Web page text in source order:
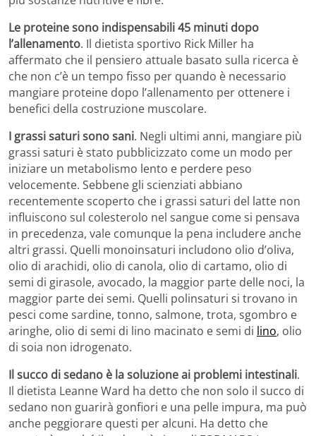
Le proteine ​​sono indispensabili 45 minuti dopo
l’allenamento. Il dietista sportivo Rick Miller ha
affermato che il pensiero attuale basato sulla ricerca è
che non c’è un tempo fisso per quando è necessario
mangiare proteine ​​dopo l’allenamento per ottenere i
benefici della costruzione muscolare.
I grassi saturi sono sani. Negli ultimi anni, mangiare più
grassi saturi è stato pubblicizzato come un modo per
iniziare un metabolismo lento e perdere peso
velocemente. Sebbene gli scienziati abbiano
recentemente scoperto che i grassi saturi del latte non
influiscono sul colesterolo nel sangue come si pensava
in precedenza, vale comunque la pena includere anche
altri grassi. Quelli monoinsaturi includono olio d’oliva,
olio di arachidi, olio di canola, olio di cartamo, olio di
semi di girasole, avocado, la maggior parte delle noci, la
maggior parte dei semi. Quelli polinsaturi si trovano in
pesci come sardine, tonno, salmone, trota, sgombro e
aringhe, olio di semi di lino macinato e semi di lino, olio
di soia non idrogenato.
Il succo di sedano è la soluzione ai problemi intestinali.
Il dietista Leanne Ward ha detto che non solo il succo di
sedano non guarirà gonfiori e una pelle impura, ma può
anche peggiorare questi per alcuni. Ha detto che